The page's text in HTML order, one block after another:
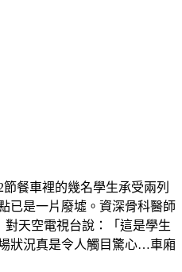
餐車裡的幾名學生承受兩列
已是一片廢墟。資深骨科醫師
對天空電視台說：「這是學生
狀況真是令人觸目驚心…車廂